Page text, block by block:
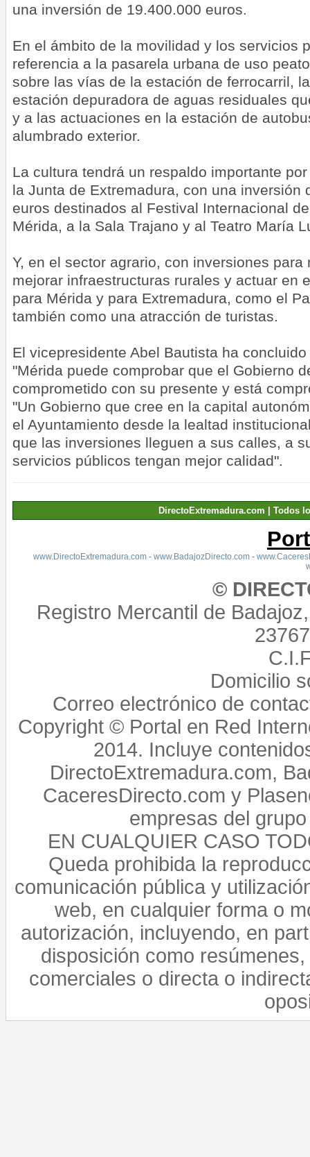
una inversión de 19.400.000 euros.
En el ámbito de la movilidad y los servicios
referencia a la pasarela urbana de uso
sobre las vías de la estación de ferrocarril,
estación depuradora de aguas residuales
y a las actuaciones en la estación de
alumbrado exterior.
La cultura tendrá un respaldo importante
la Junta de Extremadura, con una inversión
euros destinados al Festival Internacional
Mérida, a la Sala Trajano y al Teatro María
Y, en el sector agrario, con inversiones para
mejorar infraestructuras rurales y actuar en
para Mérida y para Extremadura, como el
también como una atracción de turistas.
El vicepresidente Abel Bautista ha
"Mérida puede comprobar que el Gobierno
comprometido con su presente y está
"Un Gobierno que cree en la capital
el Ayuntamiento desde la lealtad
que las inversiones lleguen a sus calles, a
servicios públicos tengan mejor calidad".
DirectoExtremadura.com | Todos
www.DirectoExtremadura.com- www.BadajozDirecto.com-
©
Registro Mercantil de
Domicilio
Correo electrónico de
Copyright © Portal en Red
2014. Incluye
DirectoExtremadura.com,
CaceresDirecto.com y
empresas del
EN CUALQUIER CASO
Queda prohibida la
comunicación pública y
web, en cualquier forma o
autorización, incluyendo, en
disposición como
comerciales o directa o